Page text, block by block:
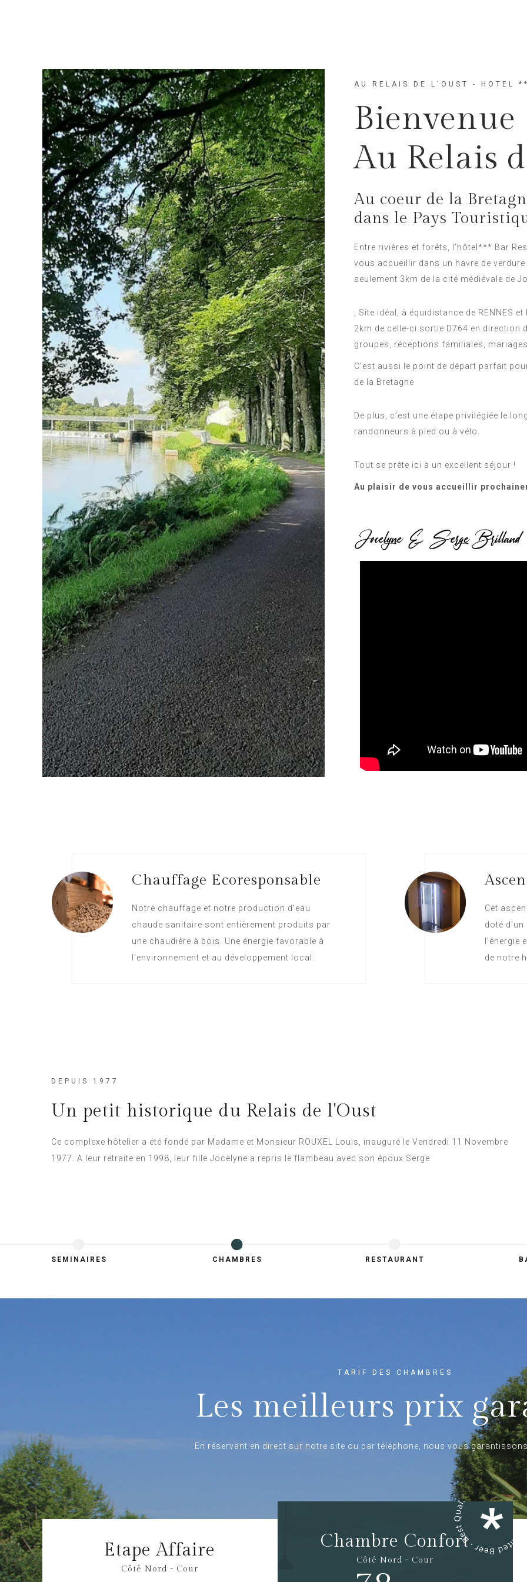
AU RELAIS DE L'OUST - HOTEL
Bienvenue
Au Relais
Au coeur de la
dans le Pays
Entre rivières et forêts, l’hôtel*** Bar
vous accueillir dans un havre de
seulement 3km de la cité médiévale de
, Site idéal, à équidistance de RENNES
2km de celle-ci sortie D764 en direction
groupes, réceptions familiales,
C’est aussi le point de départ parfait
de la Bretagne
De plus, c’est une étape privilégiée le
randonneurs à pied ou à vélo.
Tout se prête ici à un excellent séjour !
Au plaisir de vous accueillir
Chauffage Ecoresponsable
Notre chauffage et notre production d'eau
chaude sanitaire sont entièrement produits par
une chaudière à bois. Une énergie favorable à
l'environnement et au développement local.
Cet
doté d'un
l'énergie
de notre
DEPUIS 1977
Un petit historique du Relais de l'Oust
Ce complexe hôtelier a été fondé par Madame et Monsieur ROUXEL Louis, inauguré le Vendredi 11 Novembre
1977. A leur retraite en 1998, leur fille Jocelyne a repris le flambeau avec son époux Serge
SEMINAIRES CHAMBRES RESTAURANT
TARIF DES CHAMBRES
Les meilleurs prix
En réservant en direct sur notre site ou par téléphone, nous vous
Etape Affaire
Côté Nord - Cour
Chambre Confort
Côté Nord - Cour